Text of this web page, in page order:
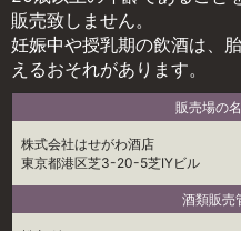
販売致しません。
妊娠中や授乳期の飲酒は、
えるおそれがあります。
販売場の
株式会社はせがわ酒店
東京都港区芝3-20-5芝IYビル
酒類販売